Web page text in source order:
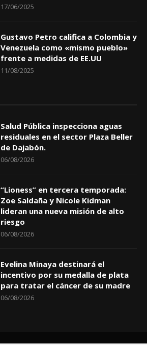
17/06/2025
Gustavo Petro califica a Colombia y
Venezuela como «mismo pueblo»
frente a medidas de EE.UU
11/08/2025
Salud Pública inspecciona aguas
residuales en el sector Plaza Beller
de Dajabón.
06/08/2026
“Lioness” en tercera temporada:
Zoe Saldaña y Nicole Kidman
lideran una nueva misión de alto
riesgo
06/08/2026
Evelina Minaya destinará el
incentivo por su medalla de plata
para tratar el cáncer de su madre
06/08/2026